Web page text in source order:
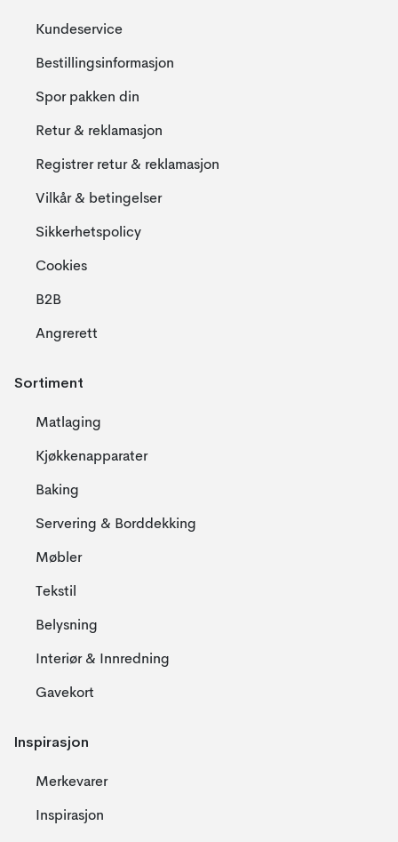
Kundeservice
Bestillingsinformasjon
Spor pakken din
Retur & reklamasjon
Registrer retur & reklamasjon
Vilkår & betingelser
Sikkerhetspolicy
Cookies
B2B
Angrerett
Sortiment
Matlaging
Kjøkkenapparater
Baking
Servering & Borddekking
Møbler
Tekstil
Belysning
Interiør & Innredning
Gavekort
Inspirasjon
Merkevarer
Inspirasjon